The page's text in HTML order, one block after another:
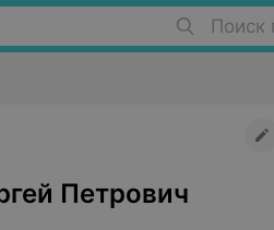
Поиск
Петрович